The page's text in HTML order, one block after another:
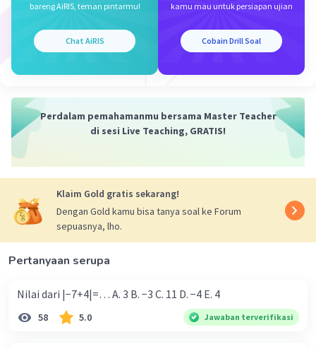
bareng AiRIS, teman pintarmu!
Chat AiRIS
kamu mau untuk persiapan ujian
Cobain Drill Soal
Perdalam pemahamanmu bersama Master Teacher
di sesi Live Teaching, GRATIS!
Klaim Gold gratis sekarang!
Dengan Gold kamu bisa tanya soal ke Forum
sepuasnya, lho.
Pertanyaan serupa
Nilai dari |−7+4|=… A. 3 B. −3 C. 11 D. −4 E. 4
58 5.0 Jawaban terverifikasi